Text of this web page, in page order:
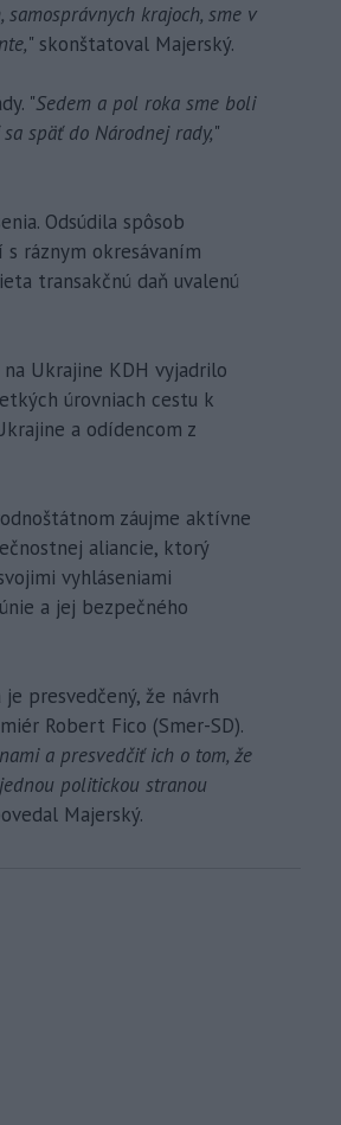
krajoch, sme v
" skonštatoval Majerský.
"Sedem a pol roka sme boli
späť do Národnej rady,"
Odsúdila spôsob
ráznym okresávaním
transakčnú daň uvalenú
Ukrajine KDH vyjadrilo
úrovniach cestu k
a odídencom z
záujme aktívne
aliancie, ktorý
vyhláseniami
a jej bezpečného
presvedčený, že návrh
Robert Fico (Smer-SD).
a presvedčiť ich o tom, že
politickou stranou
Majerský.